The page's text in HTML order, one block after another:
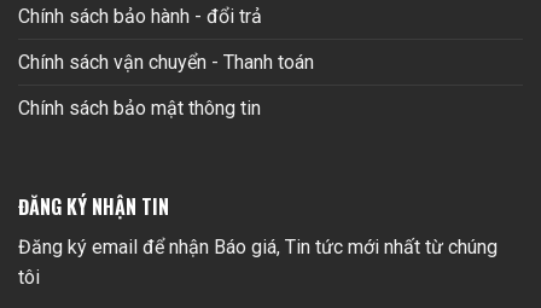
Chính sách bảo hành - đổi trả
Chính sách vận chuyển - Thanh toán
Chính sách bảo mật thông tin
ĐĂNG KÝ NHẬN TIN
Đăng ký email để nhận Báo giá, Tin tức mới nhất từ chúng
tôi